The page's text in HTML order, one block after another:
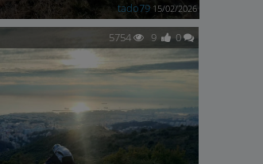
tado79 15/02/2026
5754 9 0